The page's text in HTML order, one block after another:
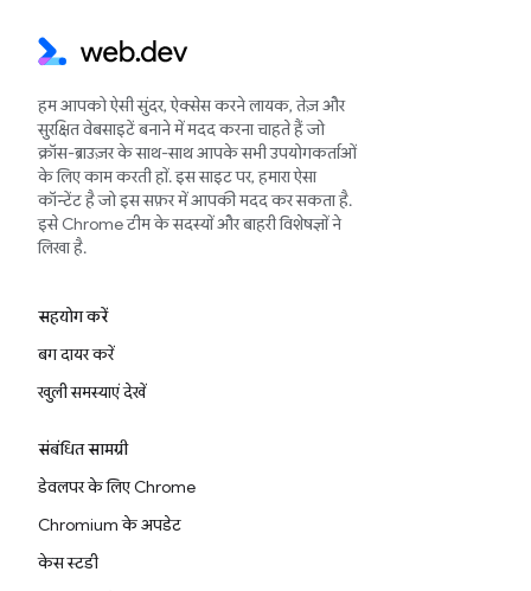
हम आपको ऐसी सुंदर, ऐक्सेस करने लायक, तेज़ और
सुरक्षित वेबसाइटें बनाने में मदद करना चाहते हैं जो
क्रॉस-ब्राउज़र के साथ-साथ आपके सभी उपयोगकर्ताओं
के लिए काम करती हों. इस साइट पर, हमारा ऐसा
कॉन्टेंट है जो इस सफ़र में आपकी मदद कर सकता है.
इसे Chrome टीम के सदस्यों और बाहरी विशेषज्ञों ने
लिखा है.
सहयोग करें
बग दायर करें
खुली समस्याएं देखें
संबंधित सामग्री
डेवलपर के लिए Chrome
Chromium के अपडेट
केस स्टडी